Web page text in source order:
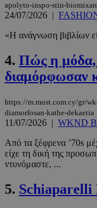
apolyto-inspo-stin-
24/07/2026 |
«H ανάγνωση βιβλίων
4. Πώς η μόδα,
διαμόρφωσαν
https://m.must.com.cy/gr/
diamorfosan-kathe-dekaetia
11/07/2026 | WKND
Από τα ξέφρενα ’70s
είχε τη δική της
ντυνόμαστε, ...
5. Schiaparelli